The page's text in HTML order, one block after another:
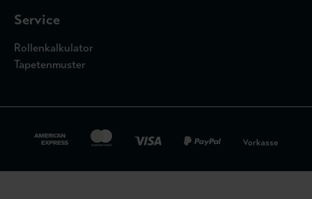
Service
Rollenkalkulator
Tapetenmuster